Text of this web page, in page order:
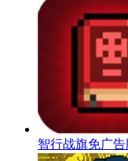
智行战旗免广告